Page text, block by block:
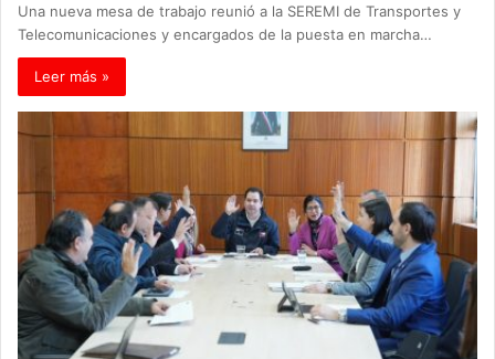
Una nueva mesa de trabajo reunió a la SEREMI de Transportes y
Telecomunicaciones y encargados de la puesta en marcha…
Leer más »